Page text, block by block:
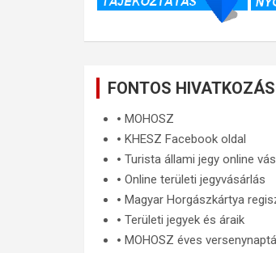
FONTOS
🞄MOHOSZ
🞄KHESZ Facebook oldal
🞄Turista állami jegy online
🞄Online területi jegyvásárlás
🞄Magyar Horgászkártya
🞄Területi jegyek és áraik
🞄MOHOSZ éves